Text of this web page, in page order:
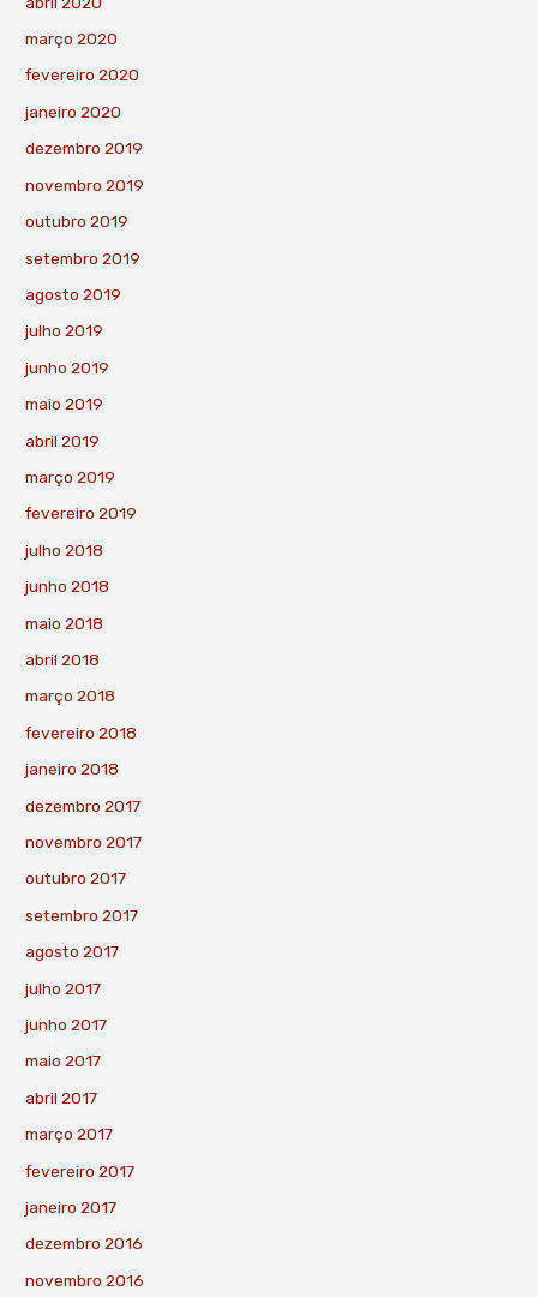
março 2020
fevereiro 2020
janeiro 2020
dezembro 2019
novembro 2019
outubro 2019
setembro 2019
agosto 2019
julho 2019
junho 2019
maio 2019
abril 2019
março 2019
fevereiro 2019
julho 2018
junho 2018
maio 2018
abril 2018
março 2018
fevereiro 2018
janeiro 2018
dezembro 2017
novembro 2017
outubro 2017
setembro 2017
agosto 2017
julho 2017
junho 2017
maio 2017
abril 2017
março 2017
fevereiro 2017
janeiro 2017
dezembro 2016
novembro 2016